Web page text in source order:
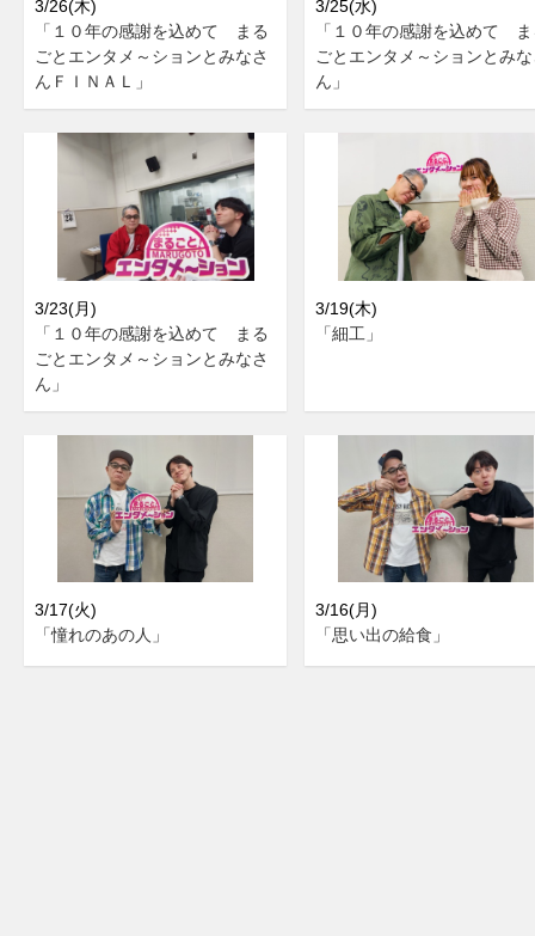
3/26(木)
「１０年の感謝を込めて まる
ごとエンタメ～ションとみなさ
んＦＩＮＡＬ」
3/25(水)
「１０年の感謝を込めて
ごとエンタメ～ションとみ
ん」
3/23(月)
「１０年の感謝を込めて まる
ごとエンタメ～ションとみなさ
ん」
3/19(木)
「細工」
3/17(火)
「憧れのあの人」
3/16(月)
「思い出の給食」